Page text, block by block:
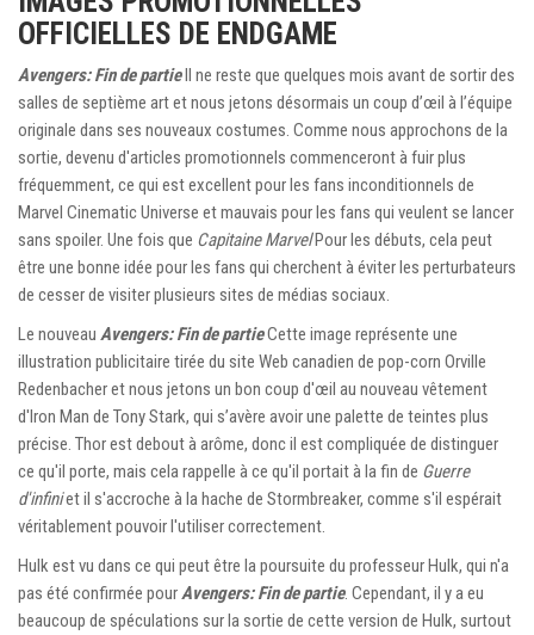
OFFICIELLES DE ENDGAME
Avengers: Fin de partieIl ne reste que quelques mois avant de sortir des
salles de septième art et nous jetons désormais un coup d’œil à l’équipe
originale dans ses nouveaux costumes. Comme nous approchons de la
sortie, devenu d'articles promotionnels commenceront à fuir plus
fréquemment, ce qui est excellent pour les fans inconditionnels de
Marvel Cinematic Universe et mauvais pour les fans qui veulent se lancer
sans spoiler. Une fois que Capitaine MarvelPour les débuts, cela peut
être une bonne idée pour les fans qui cherchent à éviter les perturbateurs
de cesser de visiter plusieurs sites de médias sociaux.
Le nouveau Avengers: Fin de partieCette image représente une
illustration publicitaire tirée du site Web canadien de pop-corn Orville
Redenbacher et nous jetons un bon coup d'œil au nouveau vêtement
d'Iron Man de Tony Stark, qui s’avère avoir une palette de teintes plus
précise. Thor est debout à arôme, donc il est compliquée de distinguer
ce qu'il porte, mais cela rappelle à ce qu'il portait à la fin de Guerre
d'infiniet il s'accroche à la hache de Stormbreaker, comme s'il espérait
véritablement pouvoir l'utiliser correctement.
Hulk est vu dans ce qui peut être la poursuite du professeur Hulk, qui n'a
pas été confirmée pourAvengers: Fin de partie. Cependant, il y a eu
beaucoup de spéculations sur la sortie de cette version de Hulk, surtout